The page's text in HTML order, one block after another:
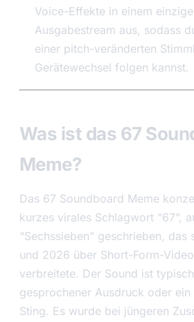
Voice-Effekte in einem
Ausgabestream aus, sodass
einer pitch-veränderten
Gerätewechsel folgen kannst.
Was ist das 67
Meme?
Das 67 Soundboard Meme
kurzes virales Schlagwort “67”,
“Sechssieben” geschrieben,
und 2026 über Short-Form-
verbreitete. Der Sound ist
gesprochener Ausdruck oder
Sting. Es wurde bei jüngeren